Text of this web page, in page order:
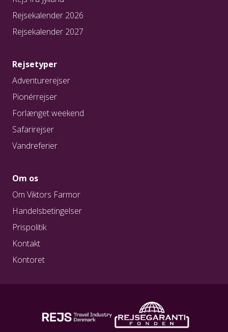
Rejsekalender 2026
Rejsekalender 2027
Rejsetyper
Adventurerejser
Pionérrejser
Forlænget weekend
Safarirejser
Vandreferier
Om os
Om Viktors Farmor
Handelsbetingelser
Prispolitik
Kontakt
Kontoret